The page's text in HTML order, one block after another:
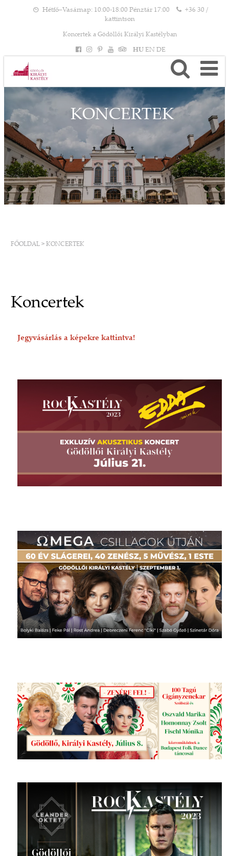
Hétfő–Vasárnap: 10:00-18:00 Pénztár 17:00
+36 30 /
kattintson
Koncertek a Gödöllői Királyi Kastélyban
HU EN DE
KONCERTEK
FŐOLDAL > KONCERTEK
Koncertek
Jegyvásárlás a képekre kattintva!